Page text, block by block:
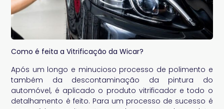
Como é feita a Vitrificação da Wicar?
Após um longo e minucioso processo de polimento e
também da descontaminação da pintura do
automóvel, é aplicado o produto vitrificador e todo o
detalhamento é feito. Para um processo de sucesso é